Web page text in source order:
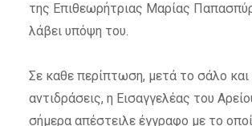
της Επιθεωρήτριας Μαρίας
λάβει υπόψη του.
Σε καθε περίπτωση, μετά το σάλο και
αντιδράσεις, η Εισαγγελέας του
σήμερα απέστειλε έγγραφο με το